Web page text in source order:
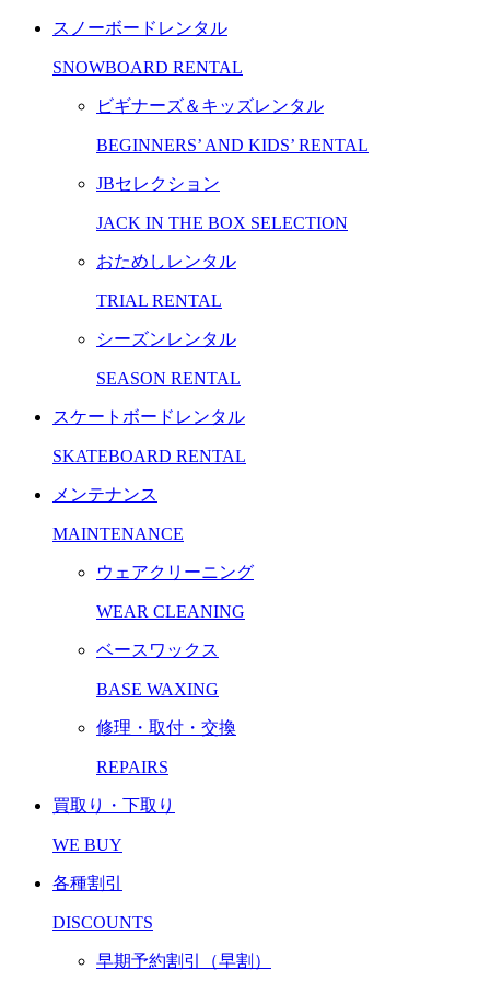
スノーボードレンタル
SNOWBOARD RENTAL
ビギナーズ＆キッズレンタル
BEGINNERS’ AND KIDS’ RENTAL
JBセレクション
JACK IN THE BOX SELECTION
おためしレンタル
TRIAL RENTAL
シーズンレンタル
SEASON RENTAL
スケートボードレンタル
SKATEBOARD RENTAL
メンテナンス
MAINTENANCE
ウェアクリーニング
WEAR CLEANING
ベースワックス
BASE WAXING
修理・取付・交換
REPAIRS
買取り・下取り
WE BUY
各種割引
DISCOUNTS
早期予約割引（早割）